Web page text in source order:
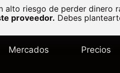
alto riesgo de perder dinero
proveedor. Debes
Mercados Precios